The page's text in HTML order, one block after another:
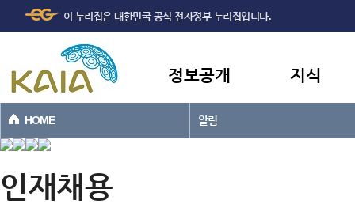
본문바로가기
이 누리집은 대한민국 공식 전자정부 누리집입니다.
정보공개 지식
HOME 알림
인재채용